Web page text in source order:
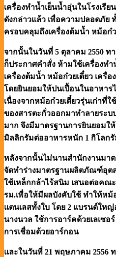
เครื่องทำน้ำเย็นน้ำอุ่นในโรงเรี
ดังกล่าวแล้ว เพื่อความปลอดภัย
ครอบคลุมถึงเครื่องต้มน้ำ หม้อก๋
จากนั้นในวันที่ 5 ตุลาคม 2550 ท
ก็ประกาศคำสั่ง ห้ามใช้เครื่องทำ
เครื่องต้มน้ำ หม้อก๋วยเตี๋ยว เครื่
โดยยินยอมให้ปนเปื้อนในอาหาร
เนื่องจากหม้อก๋วยเตี๋ยวรุ่นเก่าที่
ของสารตะกั่วออกมาทำลายระบ
มาก จึงมีมาตรฐานการยินยอมใ
มิลลิกรัมต่ออาหารหนัก 1 กิโลก
หลังจากนั้นไม่นานสำนักงานมา
จัดทำร่างมาตรฐานผลิตภัณฑ์อุตส
ใช้เหล็กกล้าไร้สนิม เสนอต่อคณ
รม.เพื่อให้มีผลบังคับใช้ ทำให้หม้
แตนเลสทั้งใบ โดย 2 แบรนด์ให
นางนวล ใช้การอาร์คด้วยเลเซอ
การเชื่อมด้วยอาร์กอน
และในวันที่ 21 พฤษภาคม 2556